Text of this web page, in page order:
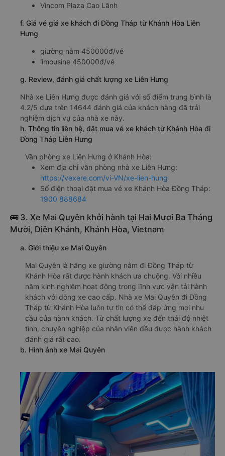
Vincom Plaza Cao Lãnh
f. Giá vé giá xe khách đi Đồng Tháp từ Khánh Hòa Liên
Hưng
giường nằm 450000đ/vé
limousine 450000đ/vé
g. Review, đánh giá chất lượng xe Liên Hưng
Nhà xe Liên Hưng được đánh giá với số điểm trung bình là
4.2/5 dựa trên 14644 đánh giá của khách hàng đã trải
nghiệm dịch vụ của nhà xe này.
h. Thông tin liên hệ, đặt mua vé xe khách từ Khánh Hòa đi
Đồng Tháp Liên Hưng
Văn phòng xe Liên Hưng ở Khánh Hòa:
Xem địa chỉ văn phòng nhà xe Liên Hưng:
https://vexere.com/vi-VN/xe-lien-hung
Số điện thoại đặt mua vé xe Khánh Hòa Đồng Tháp:
1900 888684
🚌 3. Xe Mai Quyên khởi hành tại Hai Mươi Ba Tháng
Mười, Diên Khánh, Khánh Hòa, Vietnam
a. Giới thiệu xe Mai Quyên
Mai Quyên là hãng xe giường nằm đi Đồng Tháp từ
Khánh Hòa rất được hành khách ưa chuộng. Với nhiều
năm kinh nghiệm hoạt động trong lĩnh vực vận tải hành
khách với dòng xe cao cấp. Nhà xe Mai Quyên đi Đồng
Tháp từ Khánh Hòa luôn tự tin có thể đáp ứng mọi nhu
cầu của hành khách. Từ chất lượng xe đến thái độ nhiệt
tình, chuyên nghiệp của nhân viên đều được hành khách
đánh giá rất cao.
b. Hình ảnh xe Mai Quyên